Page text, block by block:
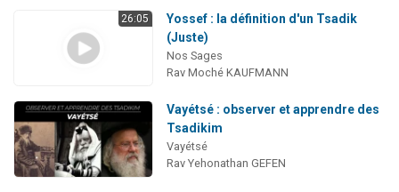
26:05
Yossef : la définition d'un Tsadik
(Juste)
Nos Sages
Rav Moché KAUFMANN
Vayétsé : observer et apprendre des
Tsadikim
Vayétsé
Rav Yehonathan GEFEN